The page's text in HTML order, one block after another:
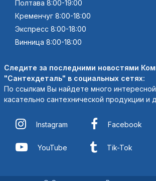
Полтава 8:00-19:00
Кременчуг 8:00-18:00
Экспресс 8:00-18:00
Винница 8:00-18:00
Следите за последними новостями
"Сантехдеталь" в социальных сетях:
По ссылкам Вы найдете много
касательно сантехнической продукции и
Instagram Facebook
YouTube Tik-Tok